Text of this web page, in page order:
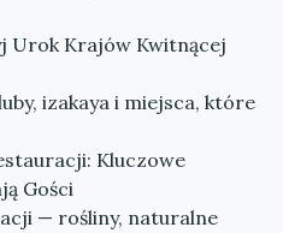
Urok Krajów Kwitnącej
izakaya i miejsca, które
Kluczowe
Gości
— rośliny, naturalne